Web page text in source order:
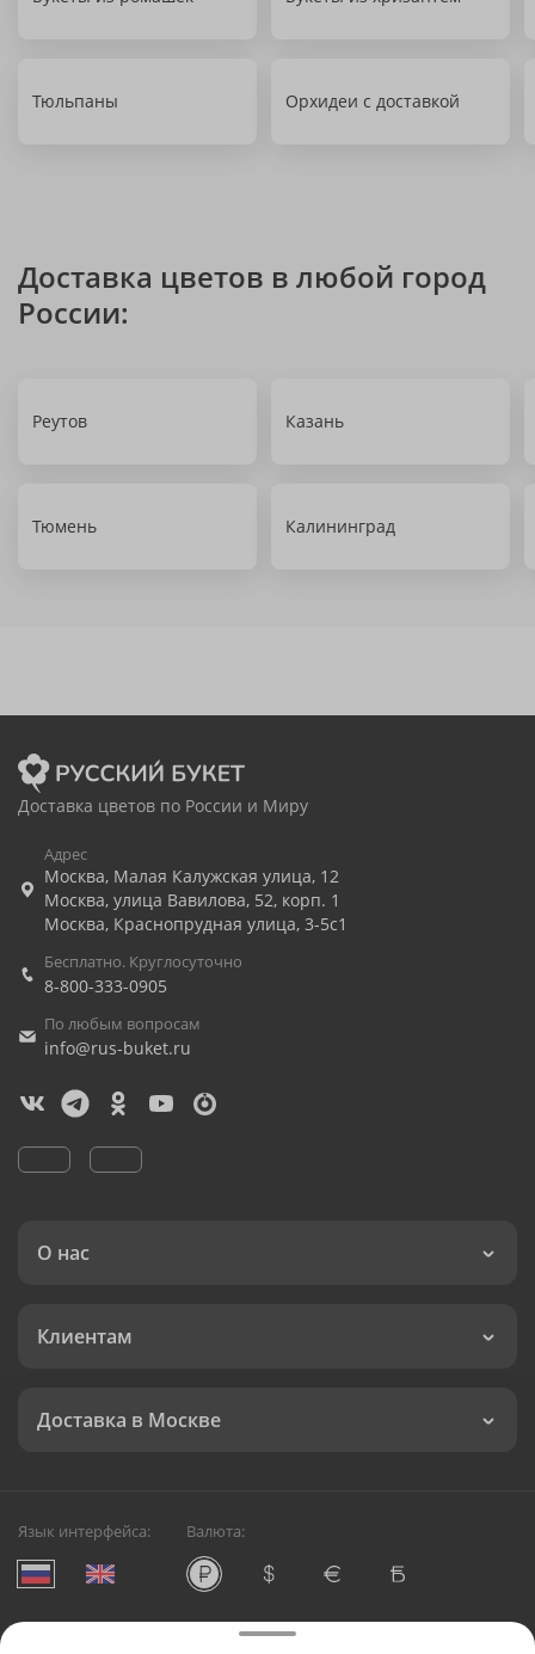
Тюльпаны Орхидеи с доставкой
Доставка цветов в любой город
России:
Реутов Казань
Тюмень Калининград
Доставка цветов по России и Миру
Адрес
Москва, Малая Калужская улица, 12
Москва, улица Вавилова, 52, корп. 1
Москва, Краснопрудная улица, 3-5с1
Бесплатно. Круглосуточно
8-800-333-0905
По любым вопросам
info@rus-buket.ru
О нас
Клиентам
Доставка в Москве
Язык интерфейса: Валюта:
Служба круглосуточной доставки цветов в Москве